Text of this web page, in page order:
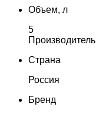
Объем, л
5
Производитель
Страна
Россия
Бренд